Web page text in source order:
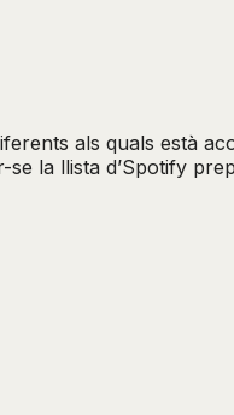
als quals està
la llista d’Spotify